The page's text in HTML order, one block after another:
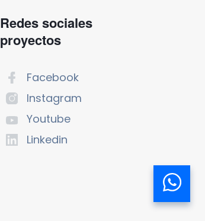
Redes sociales
proyectos
Facebook
Instagram
Youtube
Linkedin